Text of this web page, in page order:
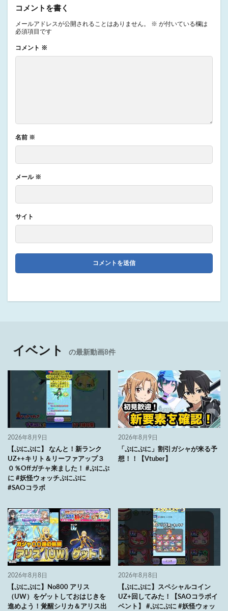
コメントを書く
メールアドレスが公開されることはありません。 ※ が付いている欄は
必須項目です
コメント ※
名前 ※
メール ※
サイト
イベント の最新動画8件
2026年8月9日
【ぷにぷに】 なんと！新ランク
UZ++キリト＆リーファアップ３
０％Offガチャ来ました！ #ぷにぷ
に #妖怪ウォッチぷにぷに
#SAOコラボ
2026年8月9日
「ぷにぷに」割引ガシャが来る予
想！！【Vtuber】
2026年8月8日
【ぷにぷに】No800 アリス
（UW）をゲットしておはじきを
進めよう！覚醒シリカ＆アリス出
2026年8月8日
【ぷにぷに】スペシャルコイン
UZ+回してみた！【SAOコラボイ
ベント】 #ぷにぷに #妖怪ウォッ